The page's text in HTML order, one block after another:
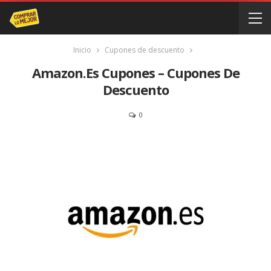
Inicio Cupones de descuento
Amazon.es Cupones – Cupones De
Descuento
0